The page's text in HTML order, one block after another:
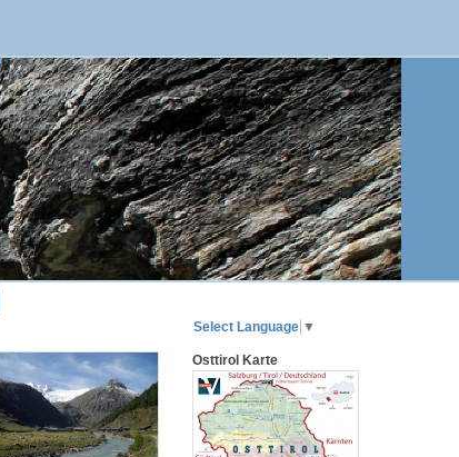
Select Language ▼
Osttirol Karte